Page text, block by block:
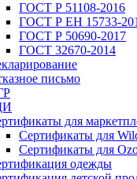
ГОСТ Р 51108-2016
ГОСТ Р ЕН 15733-
ГОСТ Р 50690-2017
ГОСТ 32670-2014
письмо
для
Сертификаты для
Сертификаты для
одежды